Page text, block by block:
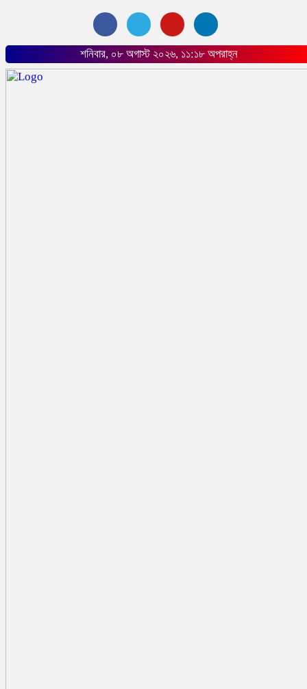
শনিবার, ০৮ অগাস্ট ২০২৬, ১১:১৮ অপরাহ্ন